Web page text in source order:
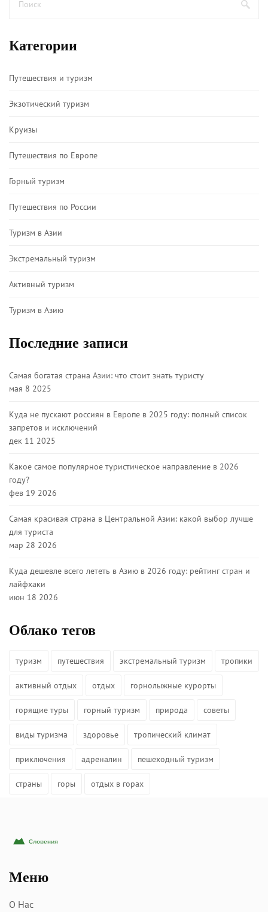
Категории
Путешествия и туризм
Экзотический туризм
Круизы
Путешествия по Европе
Горный туризм
Путешествия по России
Туризм в Азии
Экстремальный туризм
Активный туризм
Туризм в Азию
Последние записи
Самая богатая страна Азии: что стоит знать туристу
мая 8 2025
Куда не пускают россиян в Европе в 2025 году: полный список
запретов и исключений
дек 11 2025
Какое самое популярное туристическое направление в 2026
году?
фев 19 2026
Самая красивая страна в Центральной Азии: какой выбор лучше
для туриста
мар 28 2026
Куда дешевле всего лететь в Азию в 2026 году: рейтинг стран и
лайфхаки
июн 18 2026
Облако тегов
туризм путешествия экстремальный туризм тропики
активный отдых отдых горнолыжные курорты
горящие туры горный туризм природа советы
виды туризма здоровье тропический климат
приключения адреналин пешеходный туризм
страны горы отдых в горах
Меню
О Нас